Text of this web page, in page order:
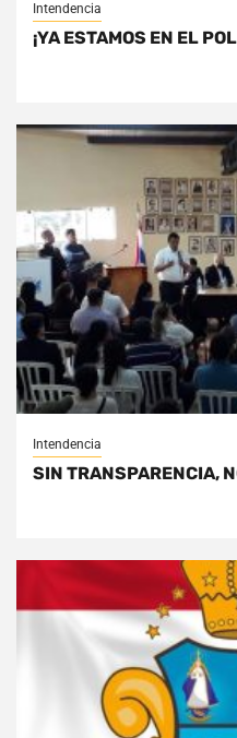
Intendencia
¡YA ESTAMOS EN EL
Intendencia
SIN TRANSPARENCIA,